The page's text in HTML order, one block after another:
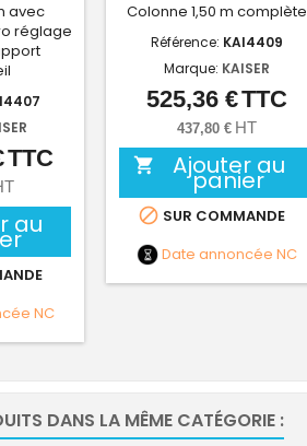
avec
réglage
TTC
au
NC
Colonne 1,50 m complète
Référence: KAI4409
Marque: KAISER
Prix
525,36 €TTC
437,80 € HT
 Ajouter au
panier
 SUR COMMANDE
Date annoncée NC
DANS LA MÊME CATÉGORIE :